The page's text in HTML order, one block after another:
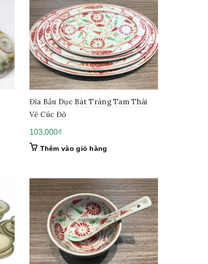
Đĩa Bầu Dục Bát Tràng Tam Thái
Vẽ Cúc Đỏ
103,000₫
Thêm vào giỏ hàng